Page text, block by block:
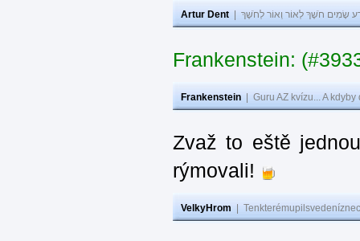
Artur Dent שָׂמִים חֹשֶׁךְ לְאוֹר וְאוֹר לְחֹשֶׁךְ
Frankenstein:
Frankenstein Guru AZ kvízu... A
Zvaž to eště
rýmovali!
VelkyHrom